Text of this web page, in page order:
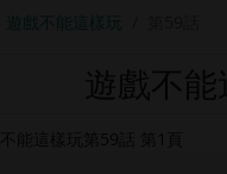
遊戲不能這樣玩